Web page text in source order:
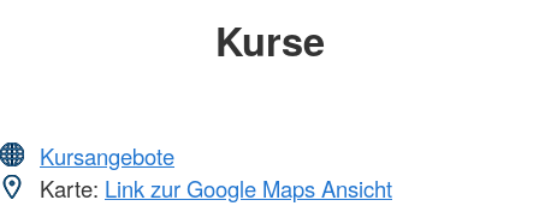
Kurse
Kursangebote
Karte: Link zur Google Maps Ansicht